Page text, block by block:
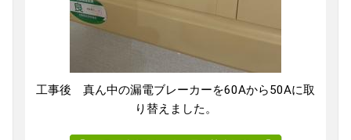
工事後 真ん中の漏電ブレーカーを60Aから50Aに取
り替えました。